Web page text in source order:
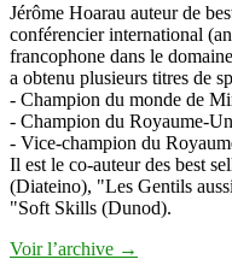
Jérôme Hoarau auteur de
conférencier international
francophone dans le
a obtenu plusieurs titres de
- Champion du monde de
- Champion du Royaume-
- Vice-champion du
Il est le co-auteur des best
(Diateino), "Les Gentils
"Soft Skills (Dunod).
Voir l’archive →